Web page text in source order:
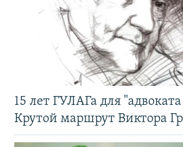
15 лет ГУЛАГа для
Крутой маршрут Виктора